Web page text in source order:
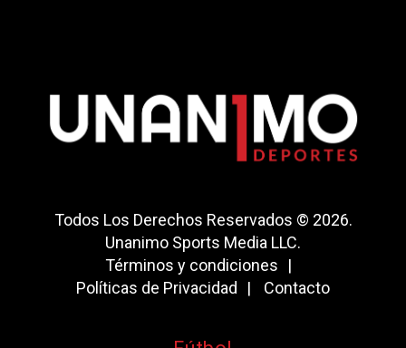
Todos Los Derechos Reservados © 2026.
Unanimo Sports Media LLC.
Términos y condiciones
Políticas de Privacidad
Contacto